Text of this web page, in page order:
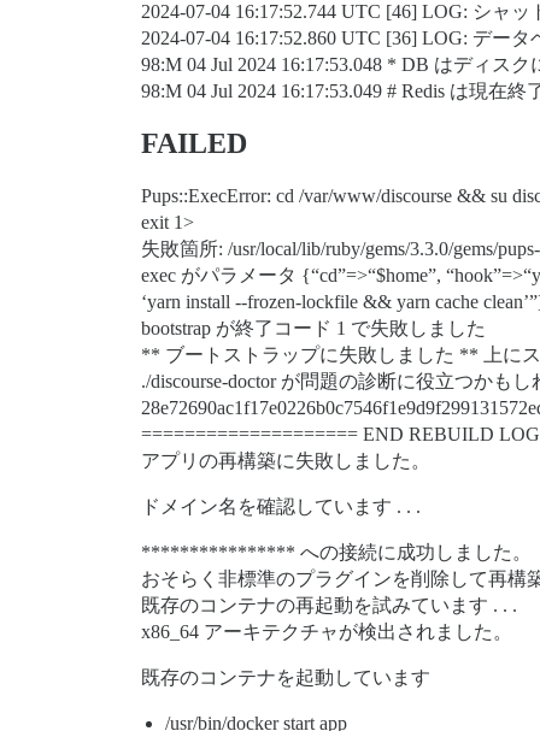
2024-07-04 16:17:52.744 UTC [46] LOG: シャ
2024-07-04 16:17:52.860 UTC [36] LOG: デー
98:M 04 Jul 2024 16:17:53.048 * DB はディス
98:M 04 Jul 2024 16:17:53.049 # Redis は現在
FAILED
Pups::ExecError: cd /var/www/discourse && su
exit 1>
失敗箇所: /usr/local/lib/ruby/gems/3.3.0/gems/
exec がパラメータ {“cd”=>“$home”,
‘yarn install --frozen-lockfile && yarn cache
bootstrap が終了コード 1 で失敗しました
** ブートストラップに失敗しました ** 上に
./discourse-doctor が問題の診断に役立つかも
==================== END REBUILD
アプリの再構築に失敗しました。
ドメイン名を確認しています . . .
**************** への接続に成功しました。
おそらく非標準のプラグインを削除して再構
既存のコンテナの再起動を試みています . . .
x86_64 アーキテクチャが検出されました。
既存のコンテナを起動しています
/usr/bin/docker start app